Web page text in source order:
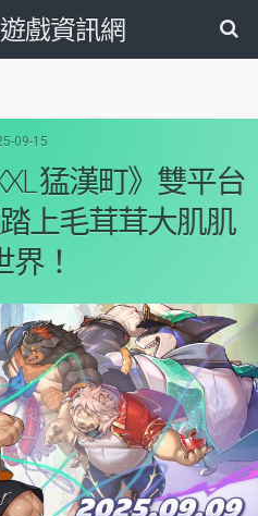
戲資訊網
09-15
猛漢町》雙平台
上毛茸茸大肌肌
界！